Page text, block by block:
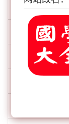
不失一字
不失其赤子之心
不失圭撮